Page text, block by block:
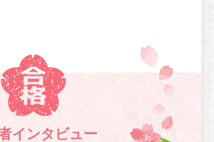
インタビュー